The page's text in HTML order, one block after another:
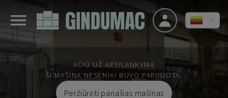
AČIŪ UŽ APSILANKYMĄ
ŠI MAŠINA NESENIAI BUVO PARDUOTA.
Peržiūrėti panašias mašinas